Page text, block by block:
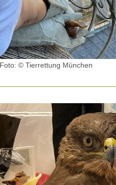
Foto: © Tierrettung München